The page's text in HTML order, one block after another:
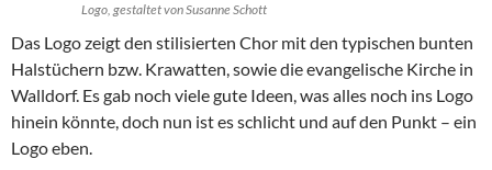
Logo, gestaltet von Susanne Schott
Das Logo zeigt den stilisierten Chor mit den typischen bunten
Halstüchern bzw. Krawatten, sowie die evangelische Kirche in
Walldorf. Es gab noch viele gute Ideen, was alles noch ins Logo
hinein könnte, doch nun ist es schlicht und auf den Punkt – ein
Logo eben.